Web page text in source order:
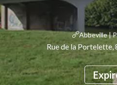
Abbeville |
Rue de la